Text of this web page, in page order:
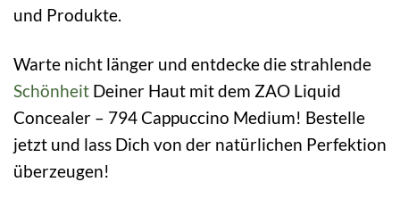
und Produkte.
Warte nicht länger und entdecke die strahlende
Schönheit Deiner Haut mit dem ZAO Liquid
Concealer – 794 Cappuccino Medium! Bestelle
jetzt und lass Dich von der natürlichen Perfektion
überzeugen!